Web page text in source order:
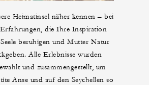
Heimatinsel näher kennen – bei
die Ihre Inspiration
beruhigen und Mutter Natur
Alle Erlebnisse wurden
und zusammengestellt, um
Anse und auf den Seychellen so